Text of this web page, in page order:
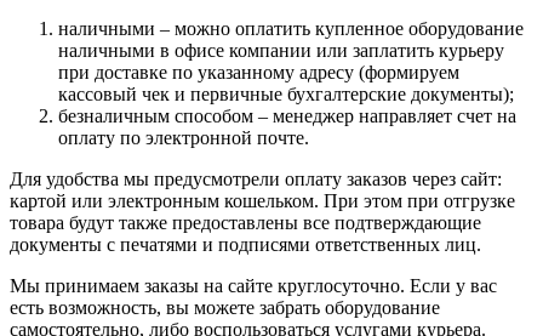
наличными – можно оплатить купленное оборудование
наличными в офисе компании или заплатить курьеру
при доставке по указанному адресу (формируем
кассовый чек и первичные бухгалтерские документы);
безналичным способом – менеджер направляет счет на
оплату по электронной почте.
Для удобства мы предусмотрели оплату заказов через сайт:
картой или электронным кошельком. При этом при отгрузке
товара будут также предоставлены все подтверждающие
документы с печатями и подписями ответственных лиц.
Мы принимаем заказы на сайте круглосуточно. Если у вас
есть возможность, вы можете забрать оборудование
самостоятельно, либо воспользоваться услугами курьера.